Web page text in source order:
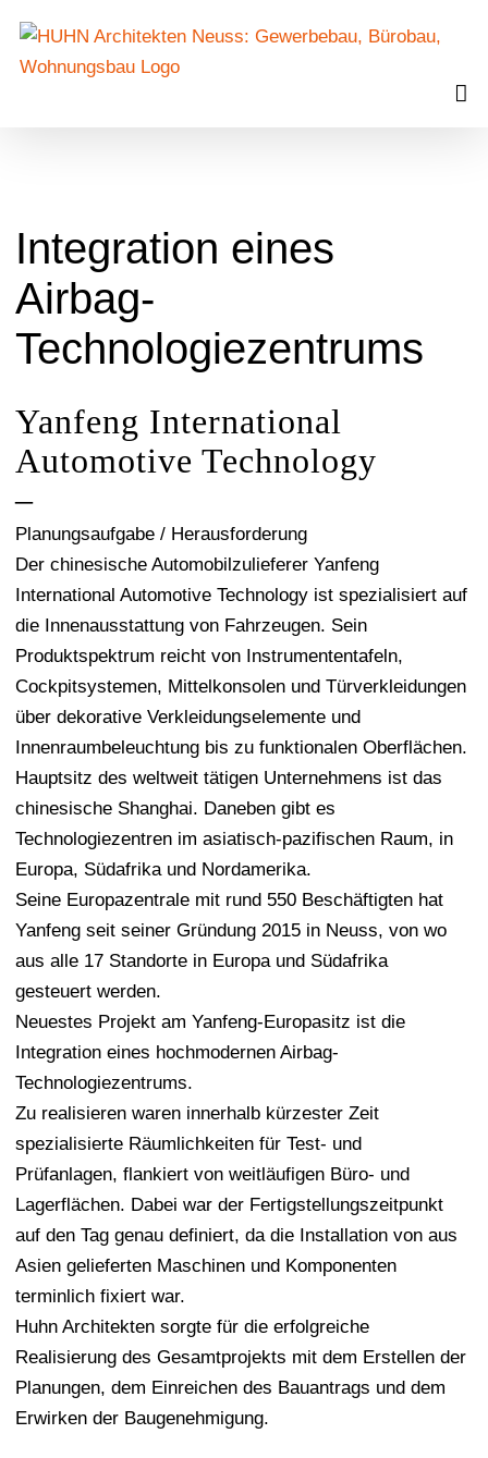
Inhalt
springen
Integration eines
Airbag-
Technologiezentrums
Yanfeng International
Automotive Technology
–
Planungsaufgabe / Herausforderung
Der chinesische Automobilzulieferer Yanfeng
International Automotive Technology ist spezialisiert auf
die Innenausstattung von Fahrzeugen. Sein
Produktspektrum reicht von Instrumententafeln,
Cockpitsystemen, Mittelkonsolen und Türverkleidungen
über dekorative Verkleidungselemente und
Innenraumbeleuchtung bis zu funktionalen Oberflächen.
Hauptsitz des weltweit tätigen Unternehmens ist das
chinesische Shanghai. Daneben gibt es
Technologiezentren im asiatisch-pazifischen Raum, in
Europa, Südafrika und Nordamerika.
Seine Europazentrale mit rund 550 Beschäftigten hat
Yanfeng seit seiner Gründung 2015 in Neuss, von wo
aus alle 17 Standorte in Europa und Südafrika
gesteuert werden.
Neuestes Projekt am Yanfeng-Europasitz ist die
Integration eines hochmodernen Airbag-
Technologiezentrums.
Zu realisieren waren innerhalb kürzester Zeit
spezialisierte Räumlichkeiten für Test- und
Prüfanlagen, flankiert von weitläufigen Büro- und
Lagerflächen. Dabei war der Fertigstellungszeitpunkt
auf den Tag genau definiert, da die Installation von aus
Asien gelieferten Maschinen und Komponenten
terminlich fixiert war.
Huhn Architekten sorgte für die erfolgreiche
Realisierung des Gesamtprojekts mit dem Erstellen der
Planungen, dem Einreichen des Bauantrags und dem
Erwirken der Baugenehmigung.